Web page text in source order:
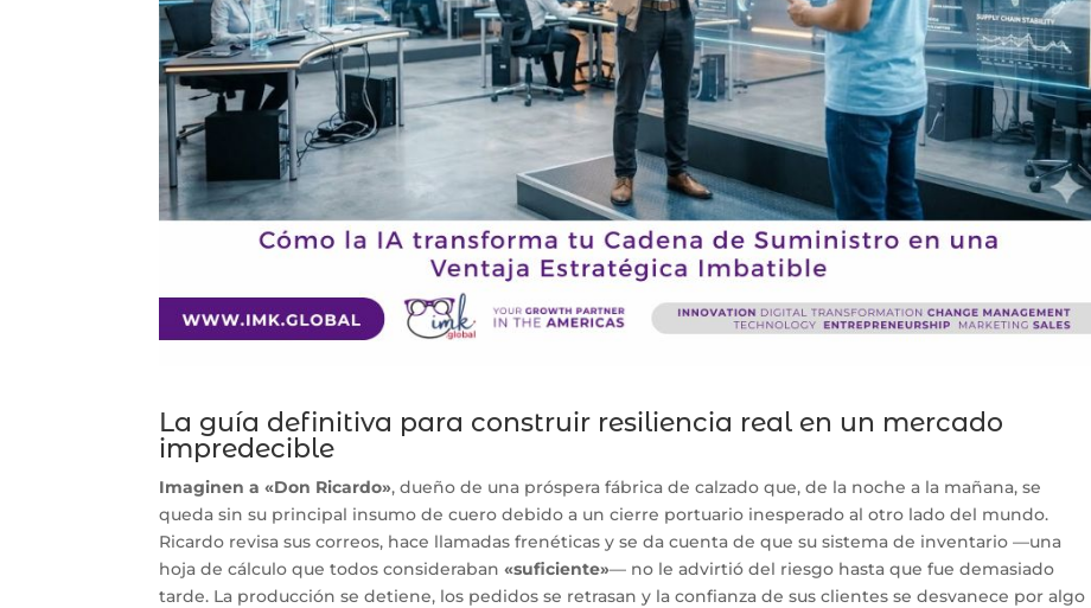
La guía definitiva para construir resiliencia real en un mercado
impredecible
Imaginen a «Don Ricardo», dueño de una próspera fábrica de calzado que, de la noche a la mañana, se
queda sin su principal insumo de cuero debido a un cierre portuario inesperado al otro lado del mundo.
Ricardo revisa sus correos, hace llamadas frenéticas y se da cuenta de que su sistema de inventario —una
hoja de cálculo que todos consideraban«suficiente»— no le advirtió del riesgo hasta que fue demasiado
tarde. La producción se detiene, los pedidos se retrasan y la confianza de sus clientes se desvanece por algo